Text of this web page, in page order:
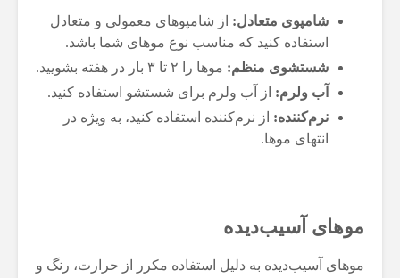
شامپوی متعادل: از شامپوهای معمولی و متعادل
استفاده کنید که مناسب نوع موهای شما باشد.
شستشوی منظم: موها را ۲ تا ۳ بار در هفته بشویید.
آب ولرم: از آب ولرم برای شستشو استفاده کنید.
نرم‌کننده: از نرم‌کننده استفاده کنید، به ویژه در
انتهای موها.
موهای آسیب‌دیده
موهای آسیب‌دیده به دلیل استفاده مکرر از حرارت، رنگ و